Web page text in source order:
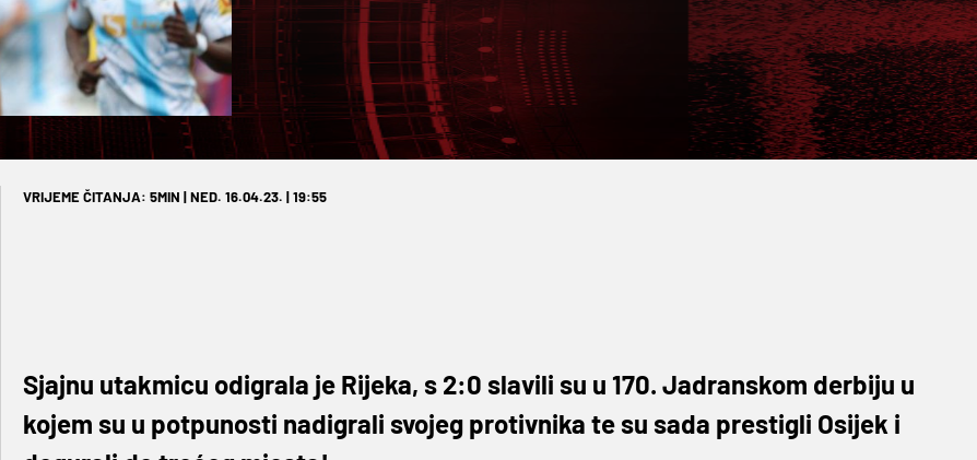
VRIJEME ČITANJA: 5MIN | NED. 16.04.23. | 19:55
Sjajnu utakmicu odigrala je Rijeka, s 2:0 slavili su u 170. Jadranskom derbiju u
kojem su u potpunosti nadigrali svojeg protivnika te su sada prestigli Osijek i